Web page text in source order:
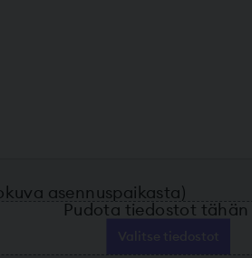
asennuspaikasta)
Pudota tiedostot